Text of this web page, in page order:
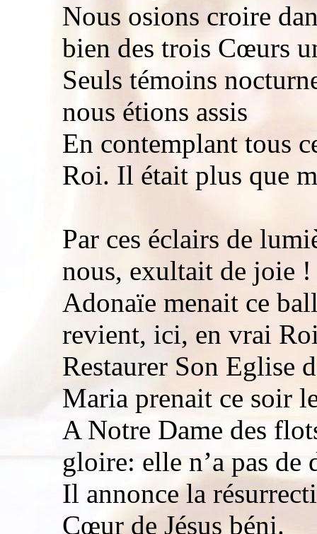
Nous osions croire
bien des trois Cœurs
Seuls témoins
nous étions assis
En contemplant tous
Roi. Il était plus que
Par ces éclairs de
nous, exultait de joie !
Adonaïe menait ce
revient, ici, en vrai
Restaurer Son Eglise
Maria prenait ce soir
A Notre Dame des
gloire: elle n’a pas de
Il annonce la
Cœur de Jésus béni.